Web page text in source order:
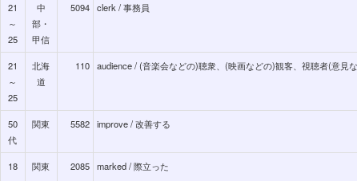
21
～
25
中
部・
甲信
5094 clerk / 事務員
21
～
25
北海
道
110 audience / (音楽会などの)聴衆、(映画などの)観客、視聴者(意見
50
代
関東 5582 improve / 改善する
18
関東 2085 marked / 際立った